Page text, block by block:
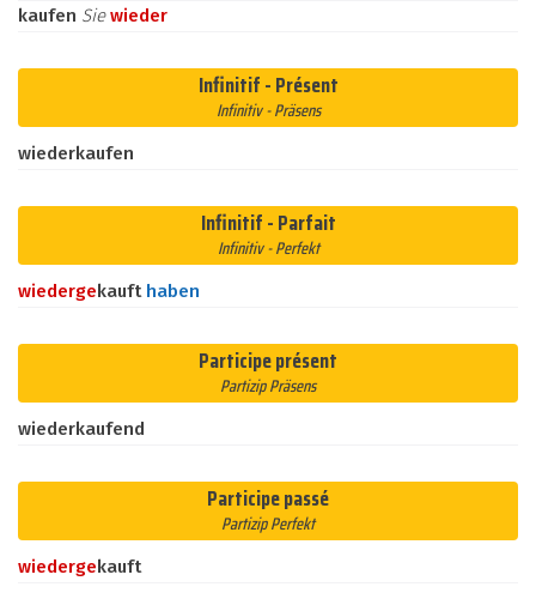
kaufen Siewieder
Infinitif - Présent
Infinitiv - Präsens
wiederkaufen
Infinitif - Parfait
Infinitiv - Perfekt
wiedergekauft haben
Participe présent
Partizip Präsens
wiederkaufend
Participe passé
Partizip Perfekt
wiedergekauft